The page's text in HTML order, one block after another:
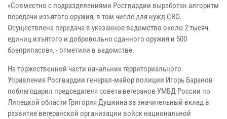
«Совместно с подразделениями Росгвардии выработан алгоритм
передачи изъятого оружия, в том числе для нужд СВО.
Осуществлена передача в указанное ведомство около 2 тысяч
единиц изъятого и добровольно сданного оружия и 500
боеприпасов», - отметили в ведомстве.
На торжественной части начальник территориального
Управления Росгвардии генерал-майор полиции Игорь Баранов
поблагодарил председателя совета ветеранов УМВД России по
Липецкой области Григория Душкина за значительный вклад в
развитие ветеранской организации войск национальной